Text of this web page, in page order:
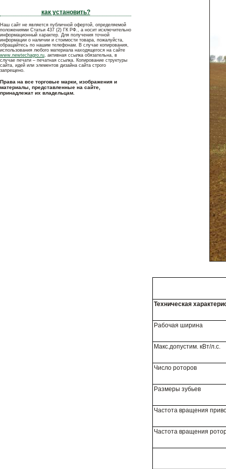
как установить?
Наш сайт не является публичной офертой, определяемой
положениями Статьи 437 (2) ГК РФ., а носит исключительно
информационный характер. Для получения точной
информации о наличии и стоимости товара, пожалуйста,
обращайтесь по нашим телефонам. В случае копирования,
использования любого материала находящегося на сайте
www.newtechagro.ru, активная ссылка обязательна, в
случае печати – печатная ссылка. Копирование структуры
сайта, идей или элементов дизайна сайта строго
запрещено.
Права на все торговые марки, изображения и
материалы, представленные на сайте,
принадлежат их владельцам.
Техническая
Рабочая ширина
Макс.допустим. кВт/л.с.
Число роторов
Размеры зубьев
Частота вращения
Частота вращения